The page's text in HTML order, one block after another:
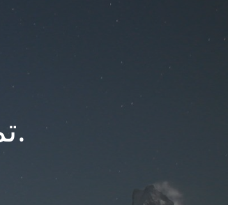
تم إيقاف خدمات شبكة التشريعات الليبية.